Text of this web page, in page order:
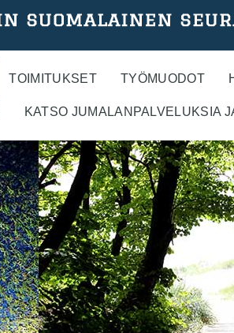
TOIMITUKSET TYÖMUODOT
KATSO JUMALANPALVELUKSIA